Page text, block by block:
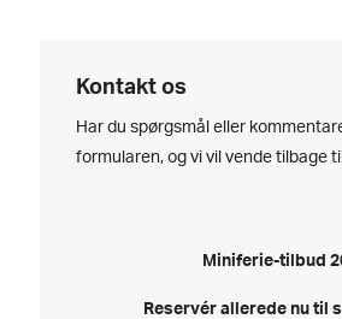
Kontakt os
Har du spørgsmål eller
formularen, og vi vil vende tilbage
Miniferie-tilbud
Reservér allerede nu til